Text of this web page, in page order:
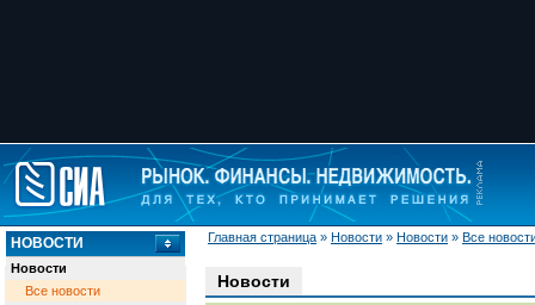
Главная страница » Новости » Новости » Все
НОВОСТИ
Новости
Все новости
Новости